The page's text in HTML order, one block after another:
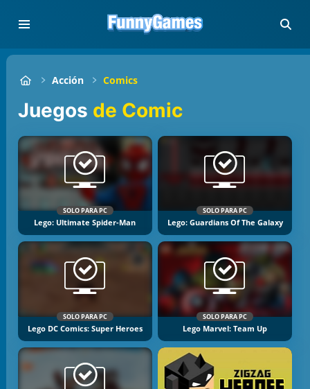
Acción Comics
Juegos de Comic
SOLO PARA PC
Lego: Ultimate Spider-Man
SOLO PARA PC
Lego: Guardians Of The Galaxy
SOLO PARA PC
Lego DC Comics: Super Heroes
SOLO PARA PC
Lego Marvel: Team Up